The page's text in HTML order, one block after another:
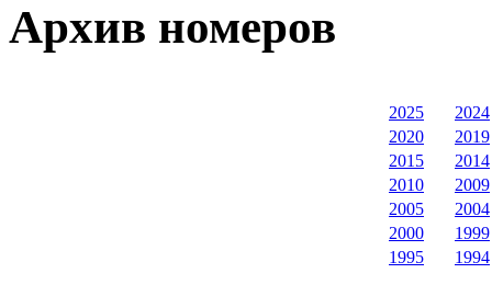
Архив номеров
2025
2024
2020
2019
2015
2014
2010
2009
2005
2004
2000
1999
1995
1994